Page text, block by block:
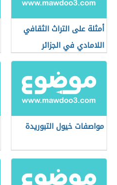
أمثلة على التراث الثقافي
اللامادي في الجزائر
مواصفات خيول التبوريدة